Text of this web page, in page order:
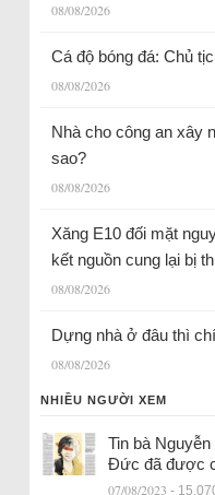
08/08/2026
Cá độ bóng đá: Chủ
08/08/2026
Nhà cho công an xây
sao?
08/08/2026
Xăng E10 đối mặt
kết nguồn cung lại bị
08/08/2026
Dựng nhà ở đâu thì
08/08/2026
NHIỀU NGƯỜI XEM
Tin bà
Đức đã được
07/08/2023 -